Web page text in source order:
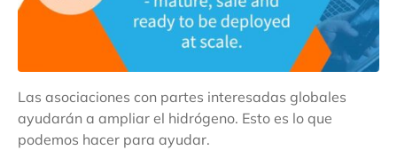
Las asociaciones con partes interesadas globales
ayudarán a ampliar el hidrógeno. Esto es lo que
podemos hacer para ayudar.